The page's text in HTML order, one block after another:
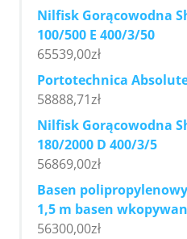
Nilfisk Gorącowodna
100/500 E 400/3/50
65539,00zł
Portotechnica
58888,71zł
Nilfisk Gorącowodna
180/2000 D 400/3/5
56869,00zł
Basen polipropylenowy
1,5 m basen
56300,00zł